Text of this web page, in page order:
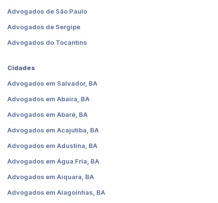
Advogados de São Paulo
Advogados de Sergipe
Advogados do Tocantins
Cidades
Advogados em Salvador, BA
Advogados em Abaíra, BA
Advogados em Abaré, BA
Advogados em Acajutiba, BA
Advogados em Adustina, BA
Advogados em Água Fria, BA
Advogados em Aiquara, BA
Advogados em Alagoinhas, BA